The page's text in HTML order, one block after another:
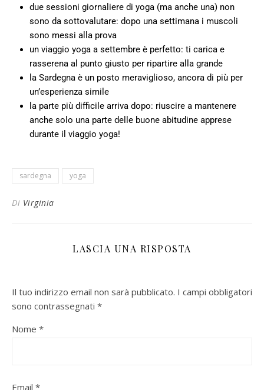
due sessioni giornaliere di yoga (ma anche una) non
sono da sottovalutare: dopo una settimana i muscoli
sono messi alla prova
un viaggio yoga a settembre è perfetto: ti carica e
rasserena al punto giusto per ripartire alla grande
la Sardegna è un posto meraviglioso, ancora di più per
un’esperienza simile
la parte più difficile arriva dopo: riuscire a mantenere
anche solo una parte delle buone abitudine apprese
durante il viaggio yoga!
sardegna yoga
Di Virginia
LASCIA UNA RISPOSTA
Il tuo indirizzo email non sarà pubblicato. I campi obbligatori
sono contrassegnati *
Nome *
Email *